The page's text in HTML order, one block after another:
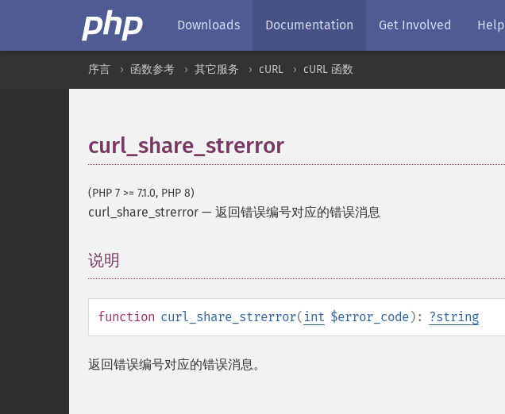
Downloads Documentation Get Involved Help
序言 函数参考 其它服务 cURL cURL 函数
curl_share_strerror
(PHP 7 >= 7.1.0, PHP 8)
curl_share_strerror — 返回错误编号对应的错误消息
说明
function curl_share_strerror( int $error_code): ?string
返回错误编号对应的错误消息。